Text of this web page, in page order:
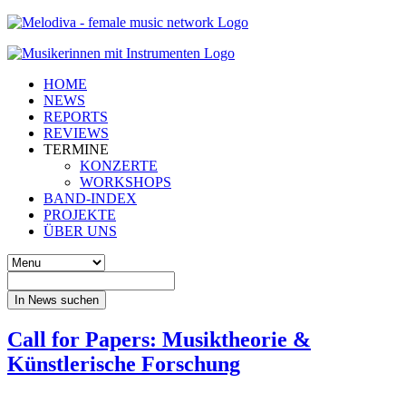
HOME
NEWS
REPORTS
REVIEWS
TERMINE
KONZERTE
WORKSHOPS
BAND-INDEX
PROJEKTE
ÜBER UNS
In News suchen
Call for Papers: Musiktheorie &
Künstlerische Forschung